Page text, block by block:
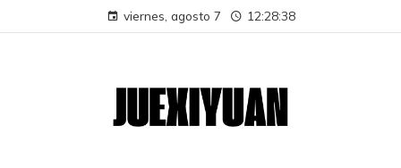
viernes, agosto 7 12:28:39